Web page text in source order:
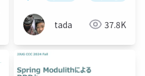
tada 37.8K